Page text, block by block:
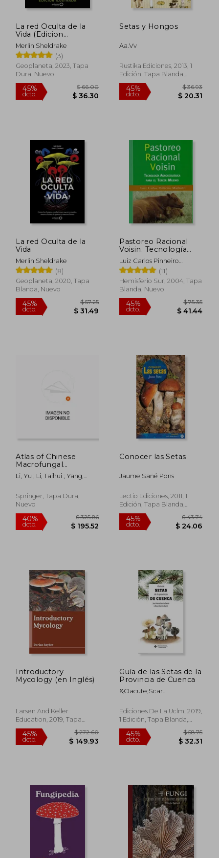
La red Oculta de la
Vida (Edicion
Ilustrada)
Merlin Sheldrake
(3)
Geoplaneta, 2023, Tapa
Dura, Nuevo
Setas y Hongos
Aa.Vv
Rustika Ediciones, 2013, 1
Edición, Tapa Blanda,
Nuevo
45%
dcto.
La red Oculta de la
Vida
Merlin Sheldrake
(8)
Geoplaneta, 2020, Tapa
Blanda, Nuevo
45%
Pastoreo Racional
Voisin. Tecnología
Agroecológica Para el
Tercer Milenio
Luiz Carlos Pinheiro
Machado
(11)
Hemisferio Sur, 2004, Tapa
Blanda, Nuevo
45%
Atlas of Chinese
Macrofungal
Resources: Volume 1:
Overview,
Ascomycetes, Jelly
Fungi and Coral Fungi
Li, Yu ; Li, Taihui ; Yang,
Springer, Tapa Dura,
Nuevo
40%
dcto. $ 195.52
Conocer las Setas
Jaume Sañé Pons
Lectio Ediciones, 2011, 1
Edición, Tapa Blanda,
Nuevo
45%
dcto.
Introductory
Mycology (en Inglés)
Larsen And Keller
Education, 2019, Tapa
Dura, Nuevo
Guía de las Setas de la
Provincia de Cuenca
&Oacute;Scar
Jos&Eacute; Mar&Iacute;A
Garc&Iacute;A Cardo
Ediciones De La Uclm, 2019,
1 Edición, Tapa Blanda,
Nuevo